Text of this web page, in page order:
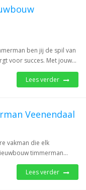
ben jij de spil van
voor succes. Met jouw...
Lees verder
Veenendaal
vakman die elk
timmerman...
Lees verder